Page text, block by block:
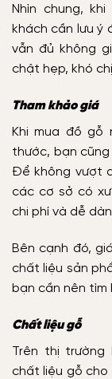
Nhìn chung,
khách cần lưu ý
vẫn đủ không
chật hẹp, khó
Tham khảo giá
Khi mua đồ gỗ
thước, bạn
Để không vượt
các cơ sở có
chi phí và dễ
Bên cạnh đó,
chất liệu sản
bạn cần nên tìm
Chất liệu gỗ
Trên thị trường
chất liệu gỗ cho